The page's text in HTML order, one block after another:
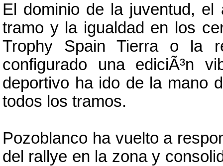
El dominio de la juventud,
tramo y la igualdad en los
Trophy Spain Tierra o la
configurado una ediciÃ³n
deportivo ha ido de la mano
todos los tramos.
Pozoblanco ha vuelto a
del rallye en la zona y